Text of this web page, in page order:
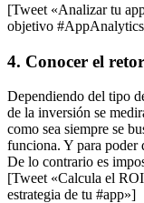
[Tweet «Analizar tu
objetivo
4. Conocer el
Dependiendo del tipo
de la inversión se
como sea siempre se
funciona. Y para poder
De lo contrario es
[Tweet «Calcula el
estrategia de tu #app»]